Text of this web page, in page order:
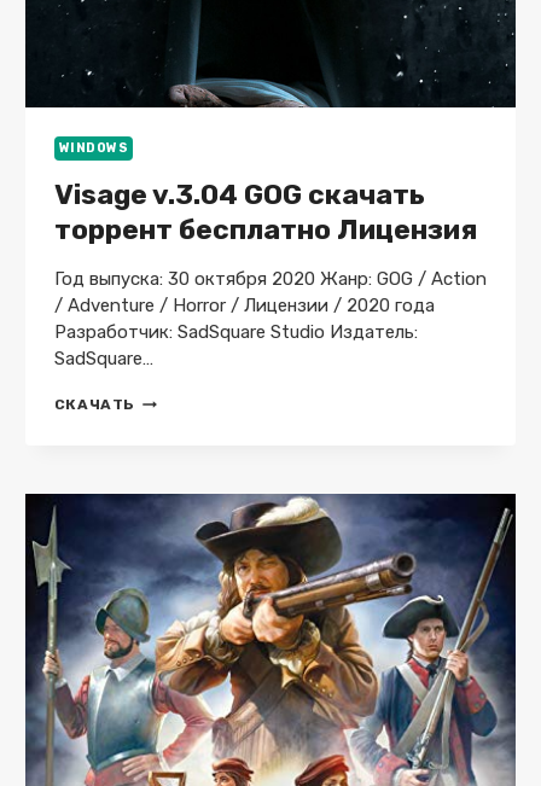
WINDOWS
Visage v.3.04 GOG скачать
торрент бесплатно Лицензия
Год выпуска: 30 октября 2020 Жанр: GOG / Action
/ Adventure / Horror / Лицензии / 2020 года
Разработчик: SadSquare Studio Издатель:
SadSquare…
СКАЧАТЬ VISAGE
БЕСПЛАТНО
ЛИЦЕНЗИЯ